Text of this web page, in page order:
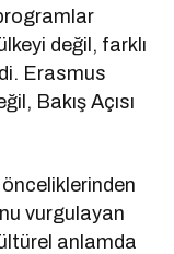
değil, farklı
Erasmus
Bakış Açısı
vurgulayan
anlamda